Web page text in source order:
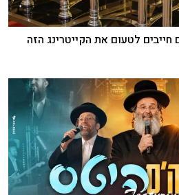
לטעום את הקייטרינג הזה